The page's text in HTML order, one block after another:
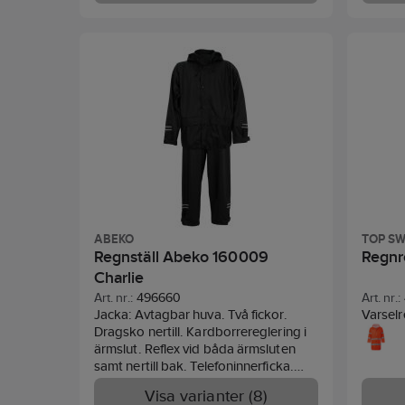
Reglerbart ärmslut.Material:PU-
klass 2 för XXS och klass 3 för XS-3XL,
EN 343 klass 3/2. PFAS-fri
ABEKO
Regnställ Abeko 160009
Charlie
Art. nr.: 496660
Jacka: Avtagbar huva. Två fickor.
Dragsko nertill. Kardborrereglering i
ärmslut. Reflex vid båda ärmsluten
samt nertill bak. Telefoninnerficka.
Midjebyxa: Resår i midjan.
Kardborrereglering i benslut. Reflex
Visa varianter (8)
TOP
Art. nr.: